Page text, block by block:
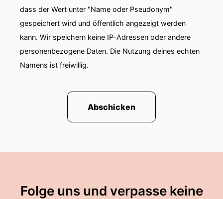
dass der Wert unter "Name oder Pseudonym"
gespeichert wird und öffentlich angezeigt werden
kann. Wir speichern keine IP-Adressen oder andere
personenbezogene Daten. Die Nutzung deines echten
Namens ist freiwillig.
Abschicken
Folge uns und verpasse keine